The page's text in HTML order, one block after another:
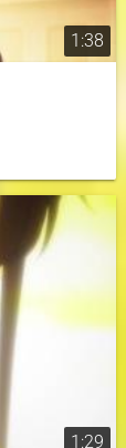
1:38
1:29